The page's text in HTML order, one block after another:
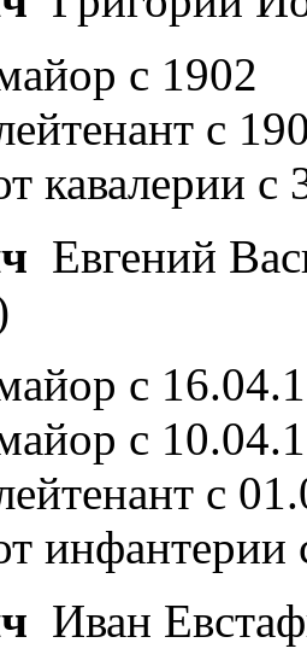
с 1902
с
кавалерии с
Евгений
с
с
с
Иван